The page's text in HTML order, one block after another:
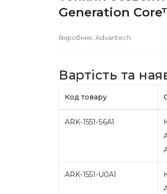
Generation
Виробник: Advantech
Вартість та
Код товару
ARK-1551-S6A1
ARK-1551-U0A1